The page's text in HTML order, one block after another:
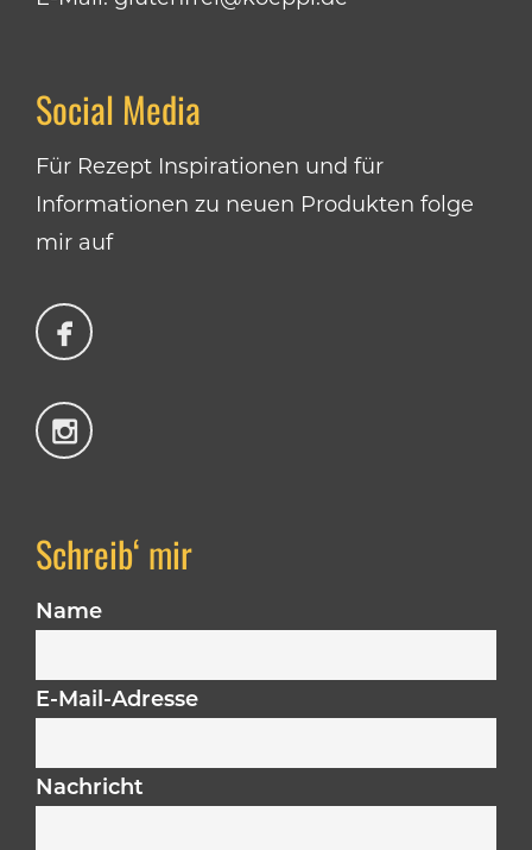
Social Media
Für Rezept Inspirationen und für
Informationen zu neuen Produkten folge
mir auf
Schreib‘ mir
Name
E-Mail-Adresse
Nachricht